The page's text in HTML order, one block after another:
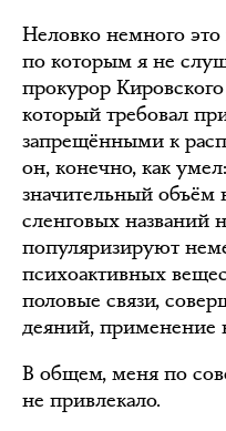
Неловко немного
по которым я не
прокурор
который требовал
запрещёнными к
он, конечно, как
значительный объём
сленговых названий
популяризируют
психоактивных
половые связи,
деяний, применение
В общем, меня по
не привлекало.